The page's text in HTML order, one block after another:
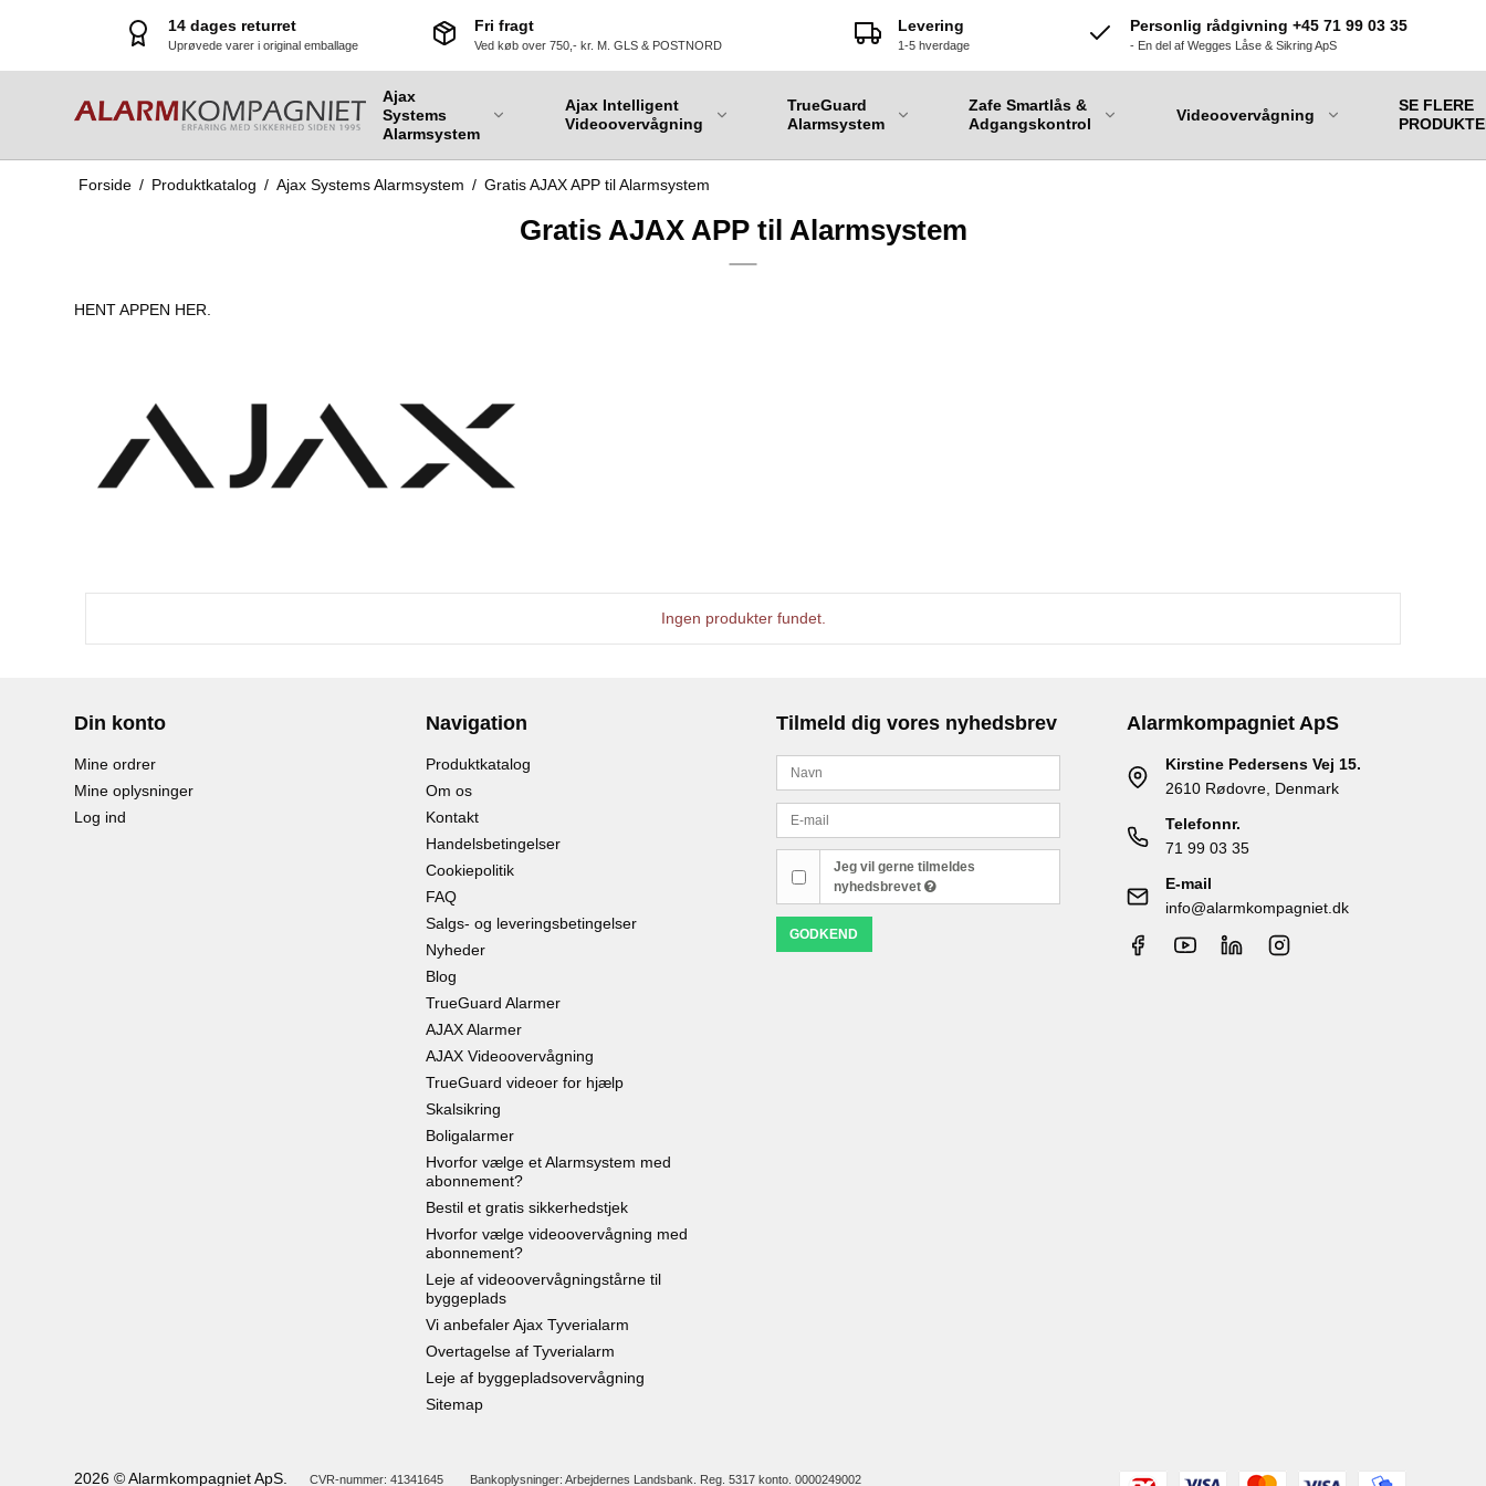
14 dages returret
Uprøvede varer i original emballage
Fri fragt
Ved køb over 750,- kr. M. GLS & POSTNORD
Levering
1-5 hverdage
Personlig rådgivning +45 71 99 03 35
- En del af Wegges Låse & Sikring ApS
Ajax
Systems
Alarmsystem
Ajax Intelligent
Videoovervågning
Ajax HL Kamera
Ajax Indoorcam
Ajax Junction Box
TrueGuard
Alarmsystem
Zafe Smartlås &
Adgangskontrol
Videoovervågning
SE FLERE
Forside / Produktkatalog / Ajax Systems Alarmsystem / Gratis AJAX APP til Alarmsystem
Gratis AJAX APP til Alarmsystem
HENT APPEN HER.
Ingen produkter fundet.
Din konto
Mine ordrer
Mine oplysninger
Log ind
Navigation
Produktkatalog
Om os
Kontakt
Handelsbetingelser
Cookiepolitik
FAQ
Salgs- og leveringsbetingelser
Nyheder
Blog
TrueGuard Alarmer
AJAX Alarmer
AJAX Videoovervågning
TrueGuard videoer for hjælp
Skalsikring
Boligalarmer
Hvorfor vælge et Alarmsystem med
abonnement?
Bestil et gratis sikkerhedstjek
Hvorfor vælge videoovervågning med
abonnement?
Leje af videoovervågningstårne til
byggeplads
Vi anbefaler Ajax Tyverialarm
Overtagelse af Tyverialarm
Leje af byggepladsovervågning
Sitemap
Tilmeld dig vores nyhedsbrev
Jeg vil gerne tilmeldes
nyhedsbrevet
GODKEND
Alarmkompagniet ApS
Kirstine Pedersens Vej 15.
2610 Rødovre, Denmark
Telefonnr.
71 99 03 35
E-mail
info@alarmkompagniet.dk
2026 © Alarmkompagniet ApS. CVR-nummer: 41341645 Bankoplysninger: Arbejdernes Landsbank. Reg. 5317 konto. 0000249002